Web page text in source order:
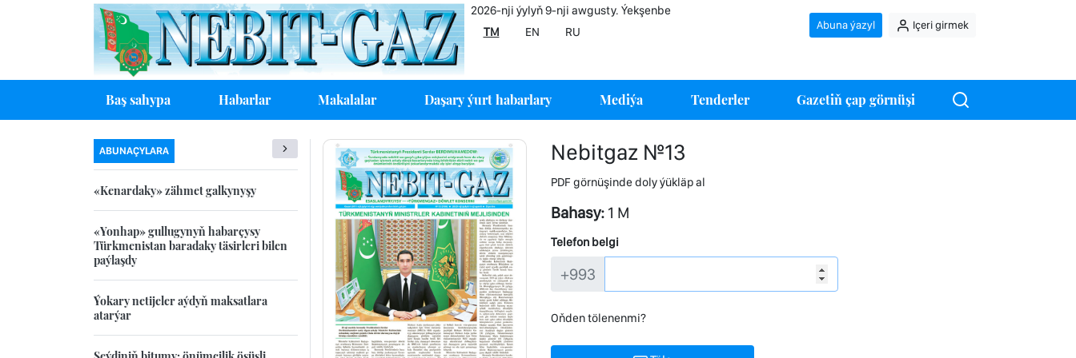
2026-nji ýylyň 9-nji awgusty. Ýekşenbe
TM
EN RU
Abuna ýazyl Içeri girmek
Baş sahypa Habarlar Makalalar Daşary ýurt habarlary Mediýa Tenderler Gazetiň çap görnüşi
Nebitgaz №13
PDF görnüşinde doly ýükläp al
Bahasy:1 M
Telefon belgi
+993
Oňden tölenenmi?
ABUNAÇYLARA
«Kenardaky» zähmet galkynyşy
«Yonhap» gullugynyň habarçysy
Türkmenistan baradaky täsirleri bilen
paýlaşdy
Ýokary netijeler aýdyň maksatlara
atarýar